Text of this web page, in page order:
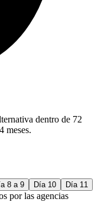
dentro de 72
meses.
8 a 9 Día 10 Día 11
por las agencias